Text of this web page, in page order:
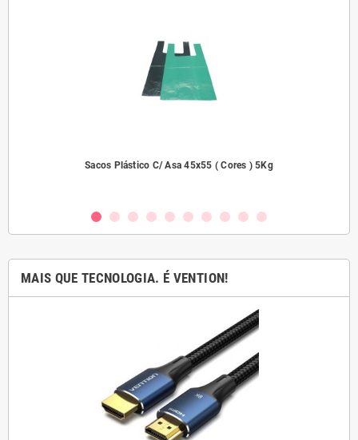
Sacos Plástico C/ Asa 45x55 ( Cores ) 5Kg
MAIS QUE TECNOLOGIA. É VENTION!